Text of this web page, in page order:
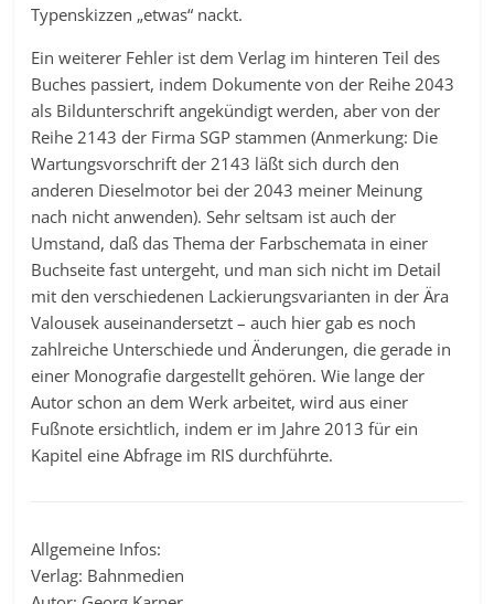
Typenskizzen „etwas“ nackt.
Ein weiterer Fehler ist dem Verlag im hinteren Teil des
Buches passiert, indem Dokumente von der Reihe 2043
als Bildunterschrift angekündigt werden, aber von der
Reihe 2143 der Firma SGP stammen (Anmerkung: Die
Wartungsvorschrift der 2143 läßt sich durch den
anderen Dieselmotor bei der 2043 meiner Meinung
nach nicht anwenden). Sehr seltsam ist auch der
Umstand, daß das Thema der Farbschemata in einer
Buchseite fast untergeht, und man sich nicht im Detail
mit den verschiedenen Lackierungsvarianten in der Ära
Valousek auseinandersetzt – auch hier gab es noch
zahlreiche Unterschiede und Änderungen, die gerade in
einer Monografie dargestellt gehören. Wie lange der
Autor schon an dem Werk arbeitet, wird aus einer
Fußnote ersichtlich, indem er im Jahre 2013 für ein
Kapitel eine Abfrage im RIS durchführte.
Allgemeine Infos:
Verlag: Bahnmedien